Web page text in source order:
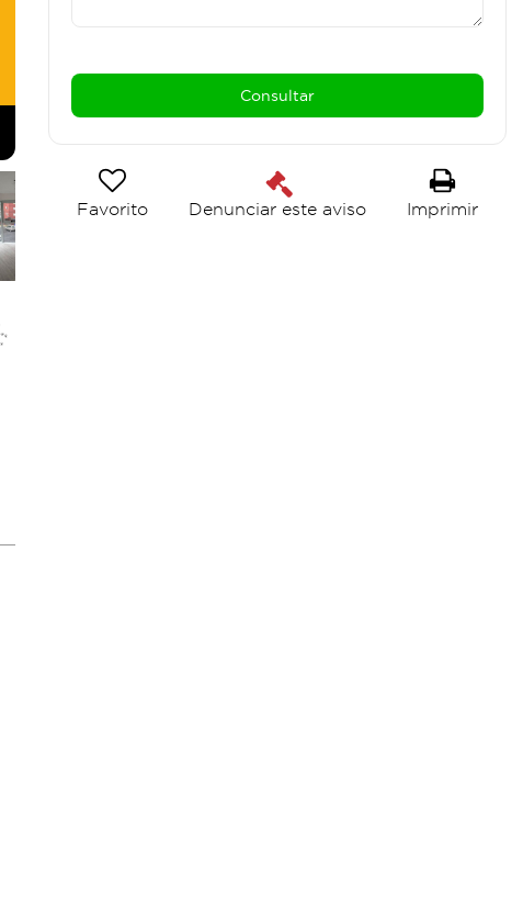
Favorito Denunciar este aviso Imprimir